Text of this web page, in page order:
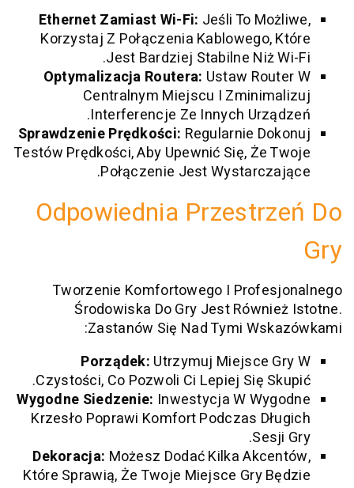
Ethernet Zamiast Wi-Fi:Jeśli To
Korzystaj Z Połączenia Kablowego,
Jest Bardziej Stabilne Niż
Optymalizacja Routera:Ustaw
Centralnym Miejscu I
Interferencje Ze Innych
Sprawdzenie Prędkości: Regularnie
Testów Prędkości, Aby Upewnić Się, Że
Połączenie Jest
Odpowiednia
Tworzenie Komfortowego I
Środowiska Do Gry Jest
Zastanów Się Nad Tymi
Porządek:Utrzymuj Miejsce
Czystości, Co Pozwoli Ci Lepiej Się
Wygodne Siedzenie:Inwestycja W
Krzesło Poprawi Komfort Podczas
Dekoracja:Możesz Dodać Kilka
Które Sprawią, Że Twoje Miejsce Gry